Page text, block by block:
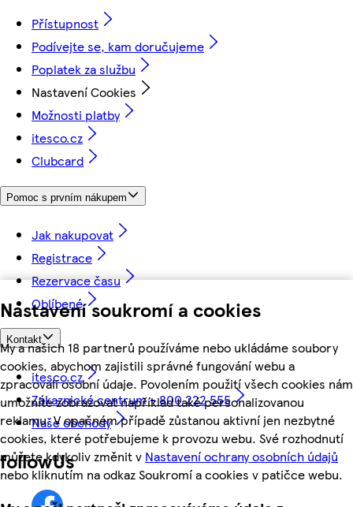
Nastavení soukromí a cookies
My a našich 18 partnerů používáme nebo ukládáme soubory
cookies, abychom zajistili správné fungování webu a
zpracovali osobní údaje. Povolením použití všech cookies nám
umožníte zobrazovat například také personalizovanou
reklamu. V opačném případě zůstanou aktivní jen nezbytné
cookies, které potřebujeme k provozu webu. Své rozhodnutí
můžete kdykoliv změnit v Nastavení ochrany osobních údajů
nebo kliknutím na odkaz Soukromí a cookies v patičce webu.
Přístupnost
Podívejte se, kam doručujeme
Poplatek za službu
Nastavení Cookies
Možnosti platby
itesco.cz
Clubcard
Pomoc s prvním nákupem
Jak nakupovat
Registrace
Rezervace času
Oblíbené
Kontakt
itesco.cz
Zákaznické centrum - 800 222 555
Naše obchody
followUs